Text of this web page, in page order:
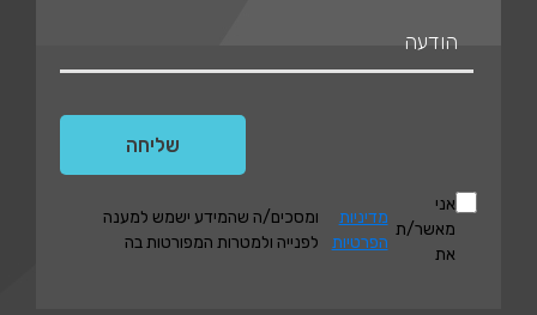
אני
מאשר/ת
את
מדיניות
הפרטיות
ומסכים/ה שהמידע ישמש למענה
לפנייה ולמטרות המפורטות בה